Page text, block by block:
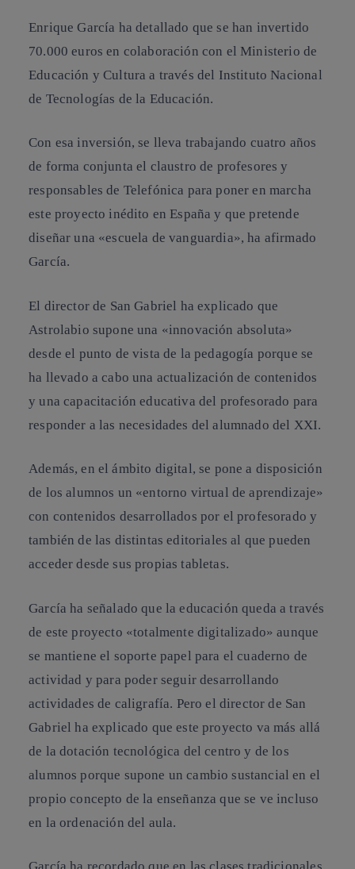
Enrique García ha detallado que se han invertido
70.000 euros en colaboración con el Ministerio de
Educación y Cultura a través del Instituto Nacional
de Tecnologías de la Educación.
Con esa inversión, se lleva trabajando cuatro años
de forma conjunta el claustro de profesores y
responsables de Telefónica para poner en marcha
este proyecto inédito en España y que pretende
diseñar una «escuela de vanguardia», ha afirmado
García.
El director de San Gabriel ha explicado que
Astrolabio supone una «innovación absoluta»
desde el punto de vista de la pedagogía porque se
ha llevado a cabo una actualización de contenidos
y una capacitación educativa del profesorado para
responder a las necesidades del alumnado del XXI.
Además, en el ámbito digital, se pone a disposición
de los alumnos un «entorno virtual de aprendizaje»
con contenidos desarrollados por el profesorado y
también de las distintas editoriales al que pueden
acceder desde sus propias tabletas.
García ha señalado que la educación queda a través
de este proyecto «totalmente digitalizado» aunque
se mantiene el soporte papel para el cuaderno de
actividad y para poder seguir desarrollando
actividades de caligrafía. Pero el director de San
Gabriel ha explicado que este proyecto va más allá
de la dotación tecnológica del centro y de los
alumnos porque supone un cambio sustancial en el
propio concepto de la enseñanza que se ve incluso
en la ordenación del aula.